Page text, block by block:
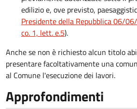
edilizio e, ove previsto,
Presidente della Repubblica 06/
co. 1, lett. e.5).
Anche se non è richiesto alcun titolo
presentare facoltativamente una
al Comune l'esecuzione dei lavori.
Approfondimenti